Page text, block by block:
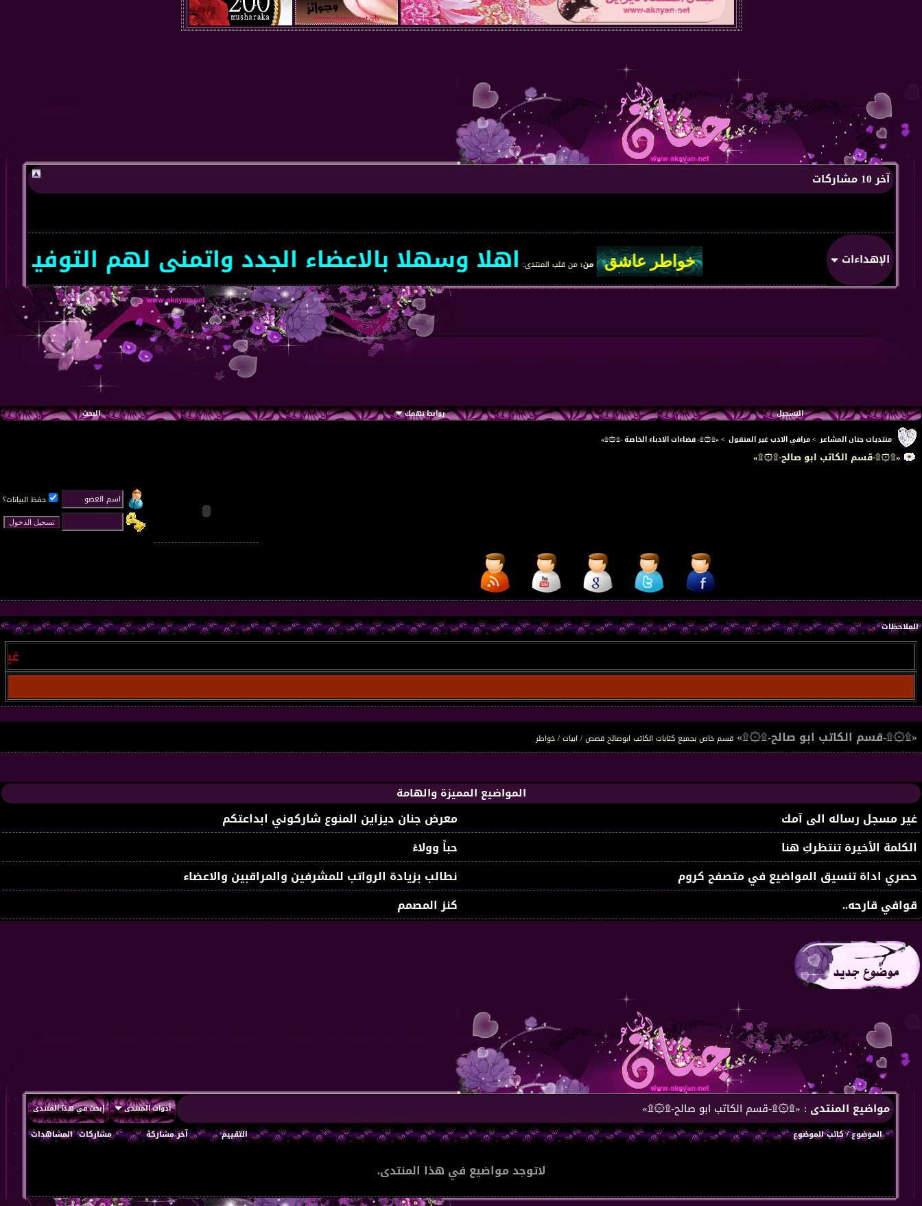
آخر 10 مشاركات
الإهداءات من:من قلب المنتدى:اهلا وسهلا بالاعضاء الجدد واتمنى لهم التوفيق
التسجيل روابط تهمك
البحث
منتديات جنان المشاعر >مرافي الادب غير المنقول >«۩۞۩- فضاءات الادباء الخاصة -۩۞۩»
«۩۞۩-قسم الكاتب ابو صالح-۩۞۩»
حفظ البيانات؟
الملاحظات
غير مسجل
«۩۞۩-قسم الكاتب ابو صالح-۩۞۩» قسم خاص بجميع كتابات الكاتب ابوصالح قصص / ابيات / خواطر
المواضيع المميزة والهامة
غير مسجل رساله الى آمك
معرض جنان ديزاين المنوع شاركوني ابداعتكم
الكلمة الأخيرة تنتظركِ هنا
حباً وولاءً
حصري اداة تنسيق المواضيع في متصفح كروم
نطالب بزيادة الرواتب للمشرفين والمراقبين والاعضاء
قوافي قارحه..
كنز المصمم
مواضيع المنتدى : «۩۞۩-قسم الكاتب ابو صالح-۩۞۩» أدوات المنتدى إبحث في هذا المنتدى
التقييم الموضوع/كاتب الموضوع آخر مشاركة مشاركات المشاهدات
لاتوجد مواضيع في هذا المنتدى.